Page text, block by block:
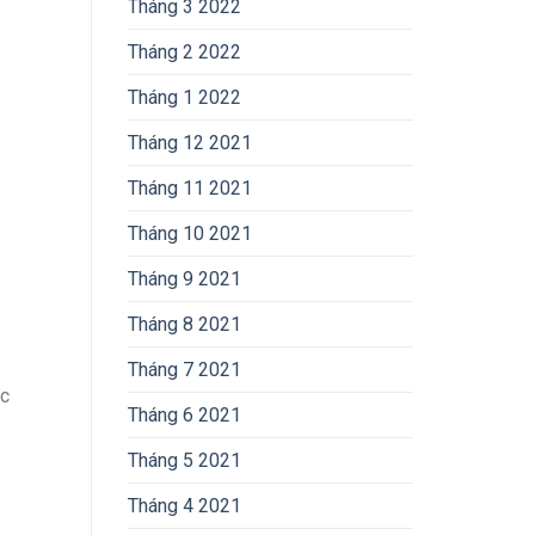
Tháng 3 2022
Tháng 2 2022
Tháng 1 2022
Tháng 12 2021
Tháng 11 2021
Tháng 10 2021
Tháng 9 2021
Tháng 8 2021
Tháng 7 2021
Tháng 6 2021
Tháng 5 2021
Tháng 4 2021